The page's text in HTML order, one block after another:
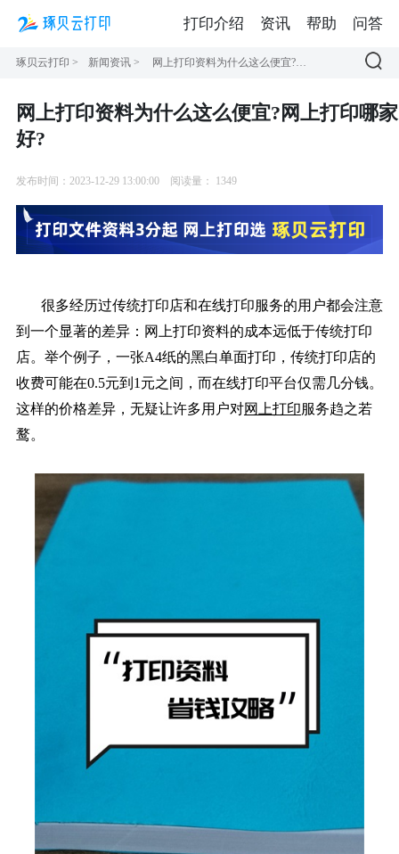
琢贝云打印 > 新闻资讯 > 网上打印资料为什么这么便宜?网上打印哪家好?
网上打印资料为什么这么便宜?网上打印哪家
好?
发布时间：2023-12-29 13:00:00 阅读量： 1349
很多经历过传统打印店和在线打印服务的用户都会注意
到一个显著的差异：网上打印资料的成本远低于传统打印
店。举个例子，一张A4纸的黑白单面打印，传统打印店的
收费可能在0.5元到1元之间，而在线打印平台仅需几分钱。
这样的价格差异，无疑让许多用户对网上打印服务趋之若
鹜。
打印介绍 资讯 帮助 问答